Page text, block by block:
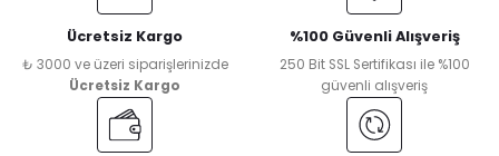
Ücretsiz Kargo
₺ 3000 ve üzeri siparişlerinizde
Ücretsiz Kargo
%100 Güvenli Alışveriş
250 Bit SSL Sertifikası ile %100
güvenli alışveriş